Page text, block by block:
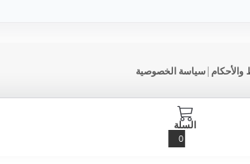
|سياسة الخصوصية
السلة
0